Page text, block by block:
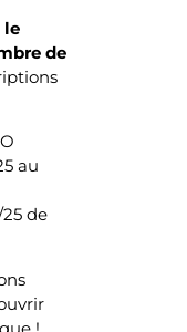
le
de
au
25 de
!